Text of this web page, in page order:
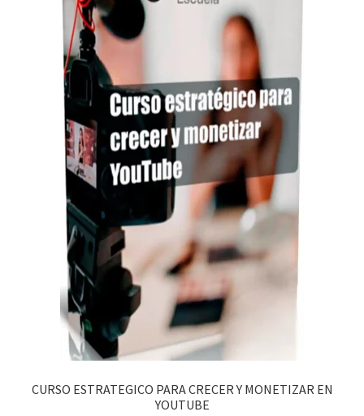
CURSO ESTRATEGICO PARA CRECER Y MONETIZAR EN
YOUTUBE